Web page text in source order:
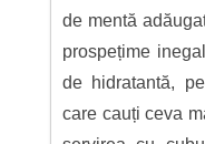
de mentă
prospețime
de hidratantă,
care cauți ceva